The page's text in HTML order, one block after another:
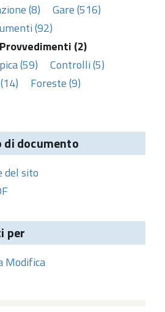
(8)
Gare (516)
(92)
Provvedimenti (2)
(59)
Controlli (5)
Foreste (9)
documento
del sito
per
Modifica